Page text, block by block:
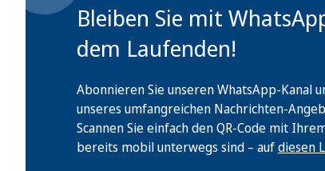
Bleiben Sie mit
dem Laufenden!
Abonnieren Sie unseren WhatsApp-Kanal
unseres umfangreichen Nachrichten-
Scannen Sie einfach den QR-Code mit
bereits mobil unterwegs sind – aufdiesen